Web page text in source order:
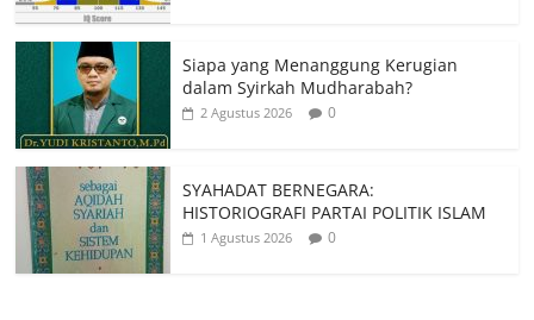
Siapa yang Menanggung Kerugian
dalam Syirkah Mudharabah?
2 Agustus 2026 0
SYAHADAT BERNEGARA:
HISTORIOGRAFI PARTAI POLITIK ISLAM
1 Agustus 2026 0